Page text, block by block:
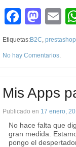
Etiquetas:B2C, prestashop
No hay Comentarios.
Mis Apps
Publicado en 17 enero,
No hace falta que
gran medida.
pongo el